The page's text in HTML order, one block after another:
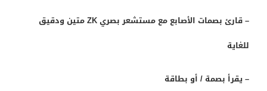
– قارئ بصمات الأصابع مع مستشعر بصري ZK متين ودقيق
للغاية
– يقرأ بصمة / أو بطاقة